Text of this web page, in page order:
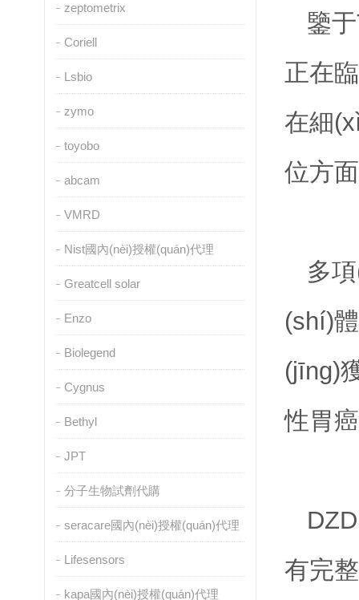
zeptometrix
Coriell
Lsbio
zymo
toyobo
abcam
VMRD
Nist國內(nèi)授權(quán)代理
Greatcell solar
Enzo
Biolegend
Cygnus
Bethyl
JPT
分子生物試劑代購
seracare國內(nèi)授權(quán)代理
Lifesensors
kapa國內(nèi)授權(quán)代理
鑒于
正在臨
在細
位方
多
(shí)
(jīng)
性胃癌
有完